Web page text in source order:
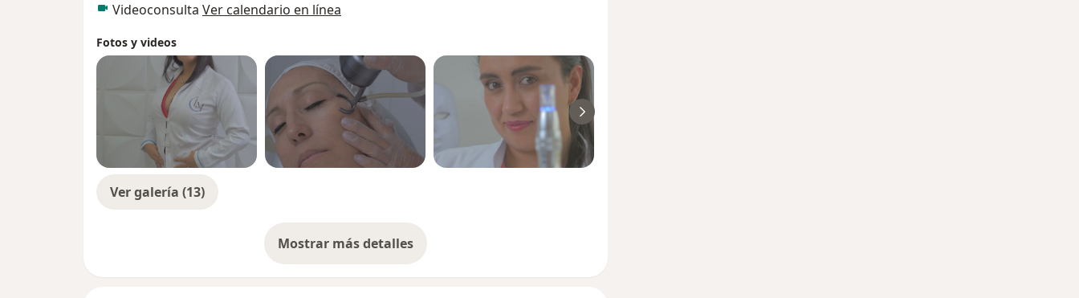
Videoconsulta Ver calendario en línea
Fotos y videos
Ver galería (13)
Mostrar más detalles
sobre la experiencia